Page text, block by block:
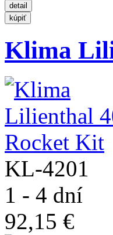
Klima
KL-4201
1 - 4 dní
92,15 €